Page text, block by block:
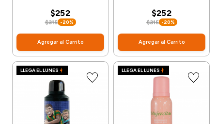
$252
$315 -20%
Agregar al Carrito
$252
$315 -20%
Agregar al Carrito
LLEGA EL LUNES LLEGA EL LUNES